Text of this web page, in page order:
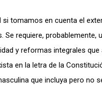
tomamos en cuenta el
requiere, probablemente,
y reformas integrales que
en la letra de la
que incluya pero no